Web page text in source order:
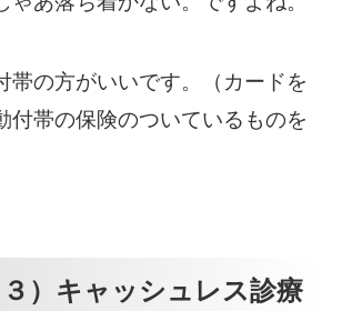
帯の方がいいです。（カードを
付帯の保険のついているものを
３）キャッシュレス診療